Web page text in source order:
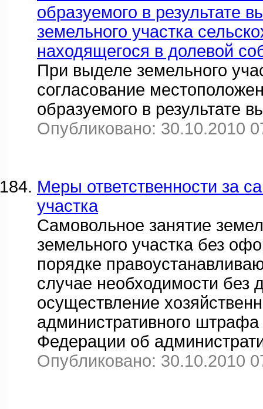
образуемого в результате
земельного участка
находящегося в долевой
При выделе земельного
согласование
образуемого в результате
Опубликовано: 30.10.2010
Меры ответственности за
участка
Самовольное занятие
земельного участка без
порядке
случае необходимости
осуществление
административного
Федерации об
Опубликовано: 30.10.2010